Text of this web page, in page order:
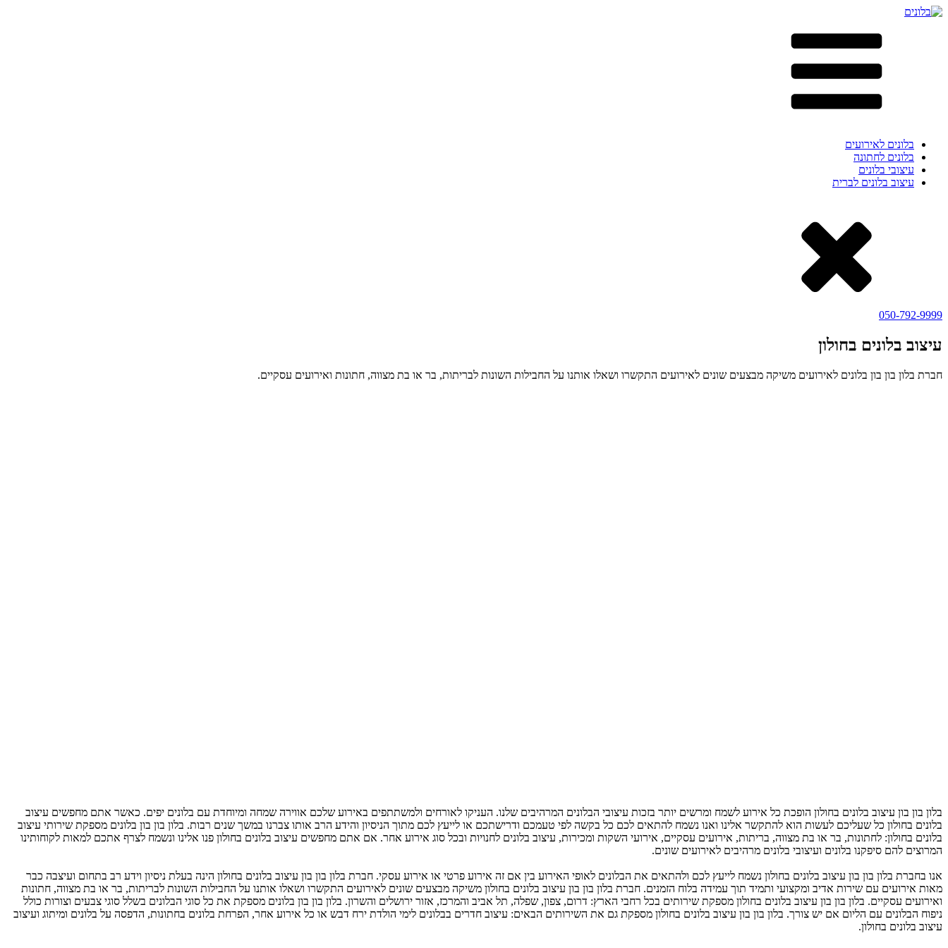
בלונים לאירועים
בלונים לחתונה
עיצובי בלונים
עיצוב בלונים לברית
050-792-9999
עיצוב בלונים בחולון
חברת בלון בון בון בלונים לאירועים משיקה מבצעים שונים לאירועים התקשרו ושאלו אותנו על החבילות השונות לבריתות, בר או בת מצווה, חתונות ואירועים עסקיים.
בלון בון בון עיצוב בלונים בחולון הופכת כל אירוע לשמח ומרשים יותר בזכות עיצובי הבלונים המרהיבים שלנו. העניקו לאורחים ולמשתתפים באירוע שלכם אווירה שמחה ומיוחדת עם בלונים יפים. כאשר אתם מחפשים עיצוב
בלונים בחולון כל שעליכם לעשות הוא להתקשר אלינו ואנו נשמח להתאים לכם כל בקשה לפי טעמכם ודרישתכם או לייעץ לכם מתוך הניסיון והידע הרב אותו צברנו במשך שנים רבות. בלון בון בון בלונים מספקת שירותי עיצוב
בלונים בחולון: לחתונות, בר או בת מצווה, בריתות, אירועים עסקיים, אירועי השקות ומכירות, עיצוב בלונים לחנויות ובכל סוג אירוע אחר. אם אתם מחפשים עיצוב בלונים בחולון פנו אלינו ונשמח לצרף אתכם למאות לקוחותינו
המרוצים להם סיפקנו בלונים ועיצובי בלונים מרהיבים לאירועים שונים.
אנו בחברת בלון בון בון עיצוב בלונים בחולון נשמח לייעץ לכם ולהתאים את הבלונים לאופי האירוע בין אם זה אירוע פרטי או אירוע עסקי. חברת בלון בון בון עיצוב בלונים בחולון הינה בעלת ניסיון וידע רב בתחום ועיצבה כבר
מאות אירועים עם שירות אדיב ומקצועי ותמיד תוך עמידה בלוח הזמנים. חברת בלון בון בון עיצוב בלונים בחולון משיקה מבצעים שונים לאירועים התקשרו ושאלו אותנו על החבילות השונות לבריתות, בר או בת מצווה, חתונות
ואירועים עסקיים. בלון בון בון עיצוב בלונים בחולון מספקת שירותים בכל רחבי הארץ: דרום, צפון, שפלה, תל אביב והמרכז, אזור ירושלים והשרון. בלון בון בון בלונים מספקת את כל סוגי הבלונים בשלל סוגי צבעים וצורות כולל
ניפוח הבלונים עם הליום אם יש צורך. בלון בון בון עיצוב בלונים בחולון מספקת גם את השירותים הבאים: עיצוב חדרים בבלונים לימי הולדת ירח דבש או כל אירוע אחר, הפרחת בלונים בחתונות, הדפסה על בלונים ומיתוג ועיצוב
עיצוב בלונים בחולון.